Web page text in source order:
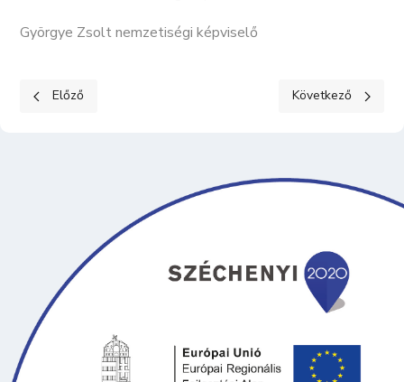
Györgye Zsolt nemzetiségi képviselő
Előző cikk: TESTVÉRVÁROSAINK
Előző Következő cikk:
Következő